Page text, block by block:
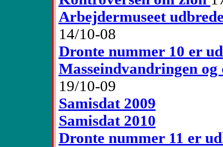
Arbejdermuseet
14/10-08
Dronte nummer 10 er
Masseindvandringen
19/10-09
Samisdat 2009
Samisdat 2010
Dronte nummer 11 er